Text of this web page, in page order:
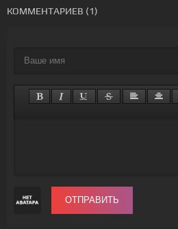
КОММЕНТАРИЕВ (1)
ОТПРАВИТЬ